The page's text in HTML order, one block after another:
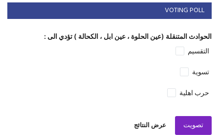
VOTING POLL
الحوادث المتنقلة (عين الحلوة ، عين ابل ، الكحالة ) تؤدي الى :
التقسيم
تسوية
حرب اهلية
تصويت عرض النتائج